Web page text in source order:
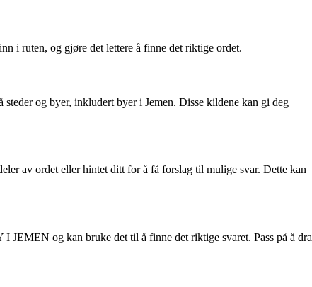
i ruten, og gjøre det lettere å finne det riktige ordet.
og byer, inkludert byer i Jemen. Disse kildene kan gi deg
av ordet eller hintet ditt for å få forslag til mulige svar. Dette kan
JEMEN og kan bruke det til å finne det riktige svaret. Pass på å dra